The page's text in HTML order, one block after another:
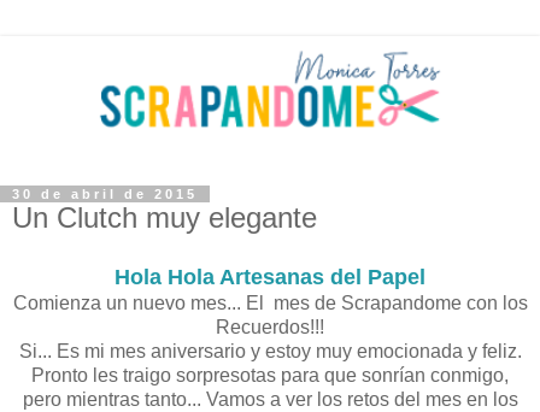
30 de abril de 2015
Un Clutch muy elegante
Hola Hola Artesanas del Papel
Comienza un nuevo mes... El mes de Scrapandome con los
Recuerdos!!!
Si... Es mi mes aniversario y estoy muy emocionada y feliz.
Pronto les traigo sorpresotas para que sonrían conmigo,
pero mientras tanto... Vamos a ver los retos del mes en los